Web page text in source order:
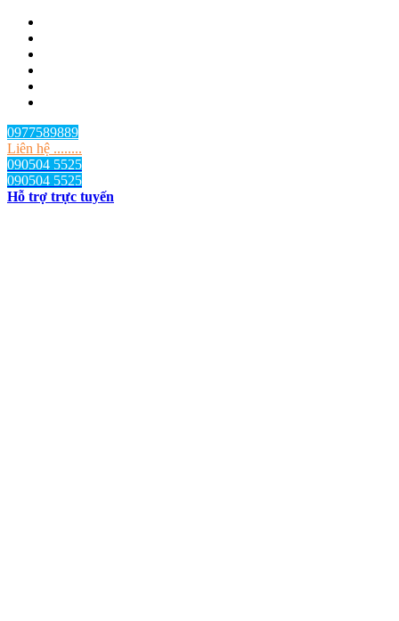
0977589889
Liên hệ ........
090504 5525
090504 5525
Hỗ trợ trực tuyến